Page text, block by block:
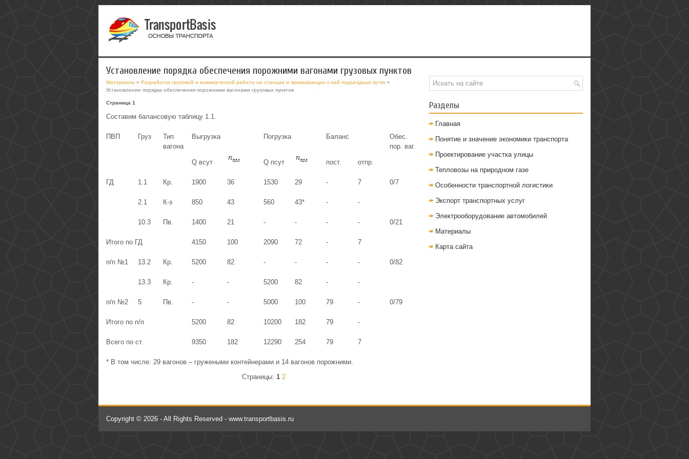
Установление порядка обеспечения порожними вагонами грузовых пунктов
Материалы » Разработка грузовой и коммерческой работы на станции и примыкающих к ней подъездных путях »
Установление порядка обеспечения порожними вагонами грузовых пунктов
Страница 1
Составим балансовую таблицу 1.1.
ПВП Груз
Тип
вагона
Выгрузка Погрузка Баланс
Обес.
пор. ваг.
Q всут Q псут пост. отпр.
ГД 1.1 Кр. 1900 36 1530 29 - 7 0/7
2.1 К-з 850 43 560 43* - -
10.3 Пв. 1400 21 - - - - 0/21
Итого по ГД 4150 100 2090 72 - 7
п/п №1 13.2 Кр. 5200 82 - - - - 0/82
13.3 Кр. - - 5200 82 - -
п/п №2 5 Пв. - - 5000 100 79 - 0/79
Итого по п/п 5200 82 10200 182 79 -
Всего по ст. 9350 182 12290 254 79 7
* В том числе: 29 вагонов – гружеными контейнерами и 14 вагонов порожними.
Страницы: 1 2
Разделы
Главная
Понятие и значение экономики транспорта
Проектирование участка улицы
Тепловозы на природном газе
Особенности транспортной логистики
Экспорт транспортных услуг
Электрооборудование автомобилей
Материалы
Карта сайта
Copyright © 2026 - All Rights Reserved - www.transportbasis.ru